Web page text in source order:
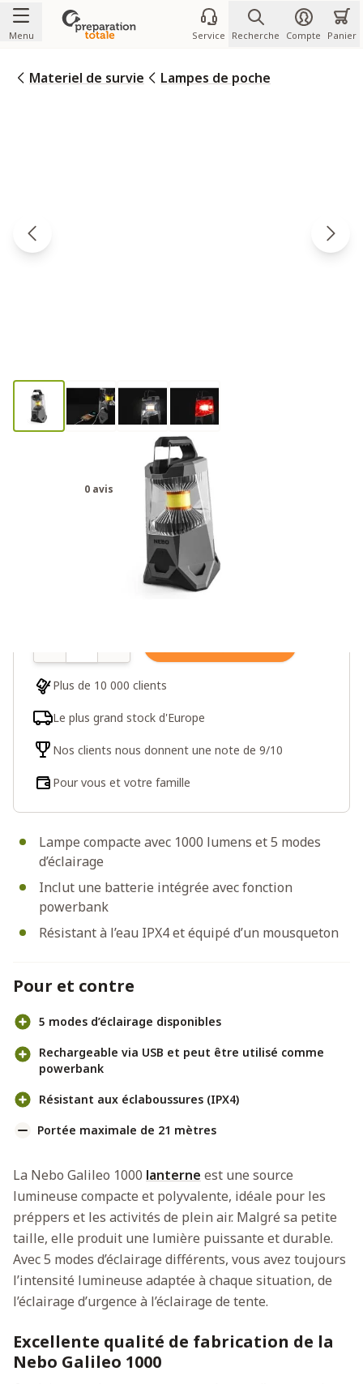
Allez au contenu
Menu Service Recherche Compte Panier
Materiel de survie Lampes de poche
Nebo Galileo 1000
0 avis
Lampe compacte avec 1000 lumens et 5 modes
d’éclairage
Inclut une batterie intégrée avec fonction
powerbank
Résistant à l’eau IPX4 et équipé d’un mousqueton
Plus de 10 000 clients
Le plus grand stock d'Europe
Nos clients nous donnent une note de 9/10
Pour vous et votre famille
Pour et contre
5 modes d’éclairage disponibles
Rechargeable via USB et peut être utilisé comme
powerbank
Résistant aux éclaboussures (IPX4)
Portée maximale de 21 mètres
La Nebo Galileo 1000 lanterne est une source
lumineuse compacte et polyvalente, idéale pour les
préppers et les activités de plein air. Malgré sa petite
taille, elle produit une lumière puissante et durable.
Avec 5 modes d’éclairage différents, vous avez toujours
l’intensité lumineuse adaptée à chaque situation, de
l’éclairage d’urgence à l’éclairage de tente.
Excellente qualité de fabrication de la
Nebo Galileo 1000